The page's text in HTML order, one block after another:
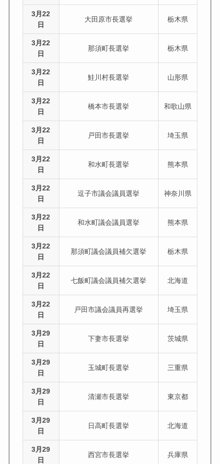
3月22
日
大田原市長選挙 栃木県
3月22
日
那須町長選挙 栃木県
3月22
日
鮭川村長選挙 山形県
3月22
日
橋本市長選挙 和歌山県
3月22
日
戸田市長選挙 埼玉県
3月22
日
和水町長選挙 熊本県
3月22
日
逗子市議会議員選挙 神奈川県
3月22
日
和水町議会議員選挙 熊本県
3月22
日
那須町議会議員補欠選挙 栃木県
3月22
日
七飯町議会議員補欠選挙 北海道
3月22
日
戸田市議会議員再選挙 埼玉県
3月29
日
下妻市長選挙 茨城県
3月29
日
玉城町長選挙 三重県
3月29
日
清瀬市長選挙 東京都
3月29
日
日高町長選挙 北海道
3月29
日
西宮市長選挙 兵庫県